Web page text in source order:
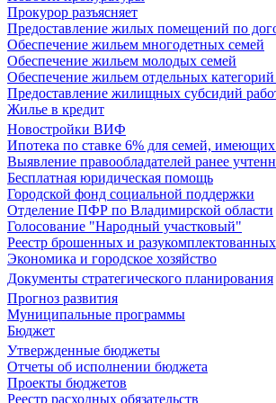
Прокурор разъясняет
Предоставление жилых помещений по
Обеспечение жильем многодетных семей
Обеспечение жильем молодых семей
Обеспечение жильем отдельных
Предоставление жилищных субсидий
Жилье в кредит
Новостройки ВИФ
Ипотека по ставке 6% для семей, имеющих
Выявление правообладателей ранее
Бесплатная юридическая помощь
Городской фонд социальной поддержки
Отделение ПФР по Владимирской области
Голосование "Народный участковый"
Реестр брошенных и
Экономика и городское хозяйство
Документы стратегического планирования
Прогноз развития
Муниципальные программы
Бюджет
Утвержденные бюджеты
Отчеты об исполнении бюджета
Проекты бюджетов
Реестр расходных обязательств